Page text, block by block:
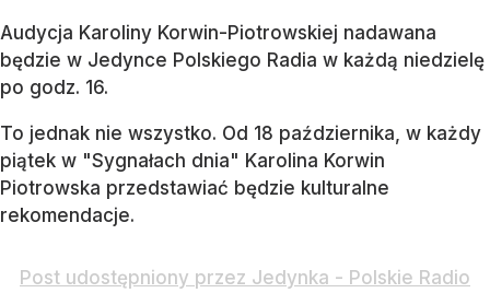
Audycja Karoliny Korwin-Piotrowskiej nadawana
będzie w Jedynce Polskiego Radia w każdą niedzielę
po godz. 16.
To jednak nie wszystko. Od 18 października, w każdy
piątek w "Sygnałach dnia" Karolina Korwin
Piotrowska przedstawiać będzie kulturalne
rekomendacje.
Post udostępniony przez Jedynka - Polskie Radio